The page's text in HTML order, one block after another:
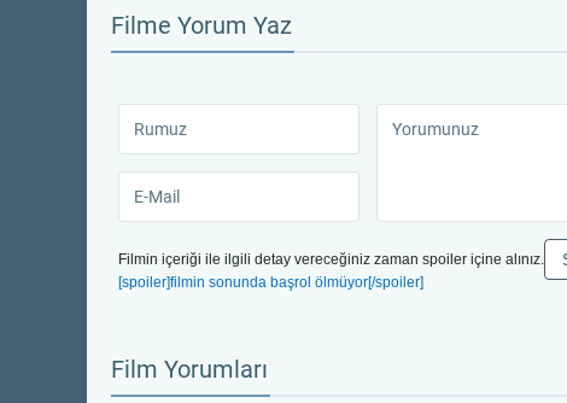
Filme Yorum Yaz
Filmin içeriği ile ilgili detay vereceğiniz zaman spoiler içine alınız.
[spoiler]filmin sonunda başrol ölmüyor[/spoiler]
Film Yorumları